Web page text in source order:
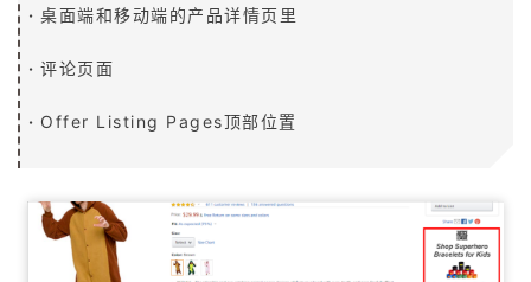
· 桌面端和移动端的产品详情页里
· 评论页面
· Offer Listing Pages顶部位置